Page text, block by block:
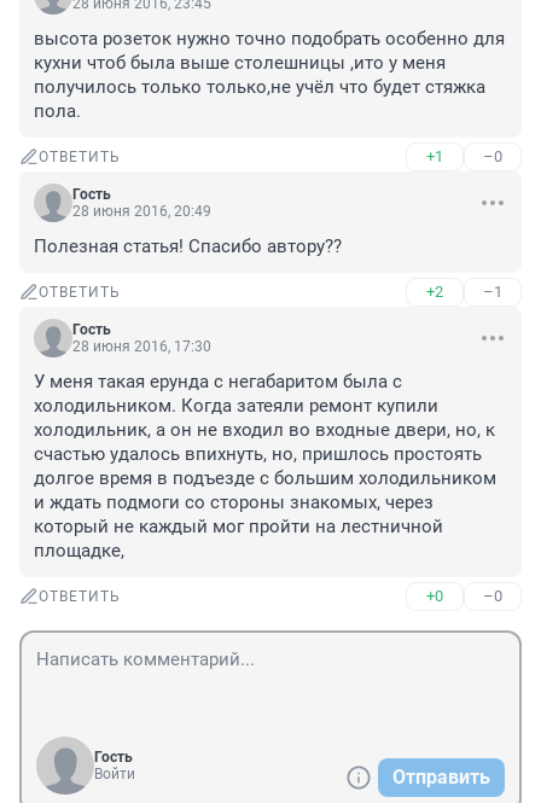
28 июня 2016, 23:45
высота розеток нужно точно подобрать особенно для
кухни чтоб была выше столешницы ,ито у меня
получилось только только,не учёл что будет стяжка
пола.
ОТВЕТИТЬ +1 –0
Гость
28 июня 2016, 20:49
Полезная статья! Спасибо автору??
ОТВЕТИТЬ +2 –1
Гость
28 июня 2016, 17:30
У меня такая ерунда с негабаритом была с
холодильником. Когда затеяли ремонт купили
холодильник, а он не входил во входные двери, но, к
счастью удалось впихнуть, но, пришлось простоять
долгое время в подъезде с большим холодильником
и ждать подмоги со стороны знакомых, через
который не каждый мог пройти на лестничной
площадке,
ОТВЕТИТЬ +0 –0
Гость
Войти
Отправить